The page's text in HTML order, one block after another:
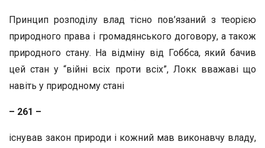
Принцип розподілу влад тісно пов’язаний з теорією
природного права і громадянського договору, а також
природного стану. На відміну від Гоббса, який бачив
цей стан у “війні всіх проти всіх”, Локк вважаві що
навіть у природному стані
– 261 –
існував закон природи і кожний мав виконавчу владу,